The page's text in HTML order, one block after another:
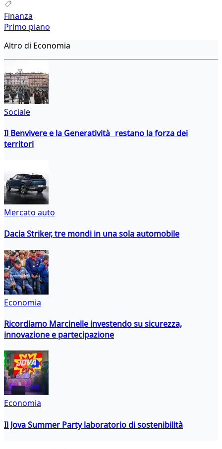
Finanza
Primo piano
Altro di Economia
Sociale
Il Benvivere e la Generatività restano la forza dei
territori
Mercato auto
Dacia Striker, tre mondi in una sola automobile
Economia
Ricordiamo Marcinelle investendo su sicurezza,
innovazione e partecipazione
Economia
Il Jova Summer Party laboratorio di sostenibilità